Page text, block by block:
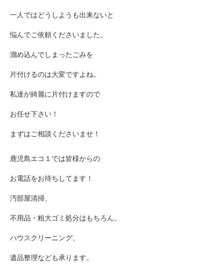
一人ではどうしようも出来ないと
悩んでご依頼くださいました。
溜め込んでしまったごみを
片付けるのは大変ですよね。
私達が綺麗に片付けますので
お任せ下さい！
まずはご相談くださいませ！
鹿児島エコ１では皆様からの
お電話をお待ちしてます！
汚部屋清掃、
不用品・粗大ゴミ処分はもちろん、
ハウスクリーニング、
遺品整理なども承ります。